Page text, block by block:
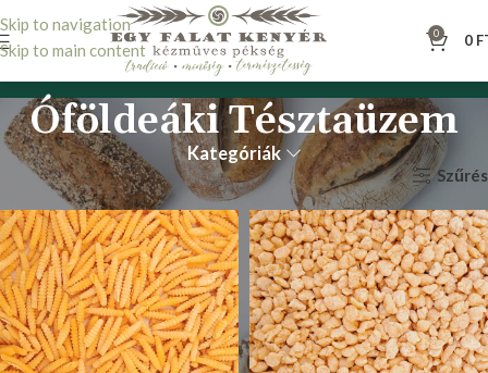
Skip to navigation
Skip to main content
0 0
Óföldeáki Tésztaüzem
Kategóriák
Kezdőlap Óföldeáki Tésztaüzem Szűrés